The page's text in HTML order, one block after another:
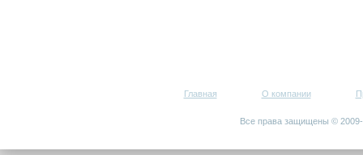
Главная О компании
Все права защищены ©